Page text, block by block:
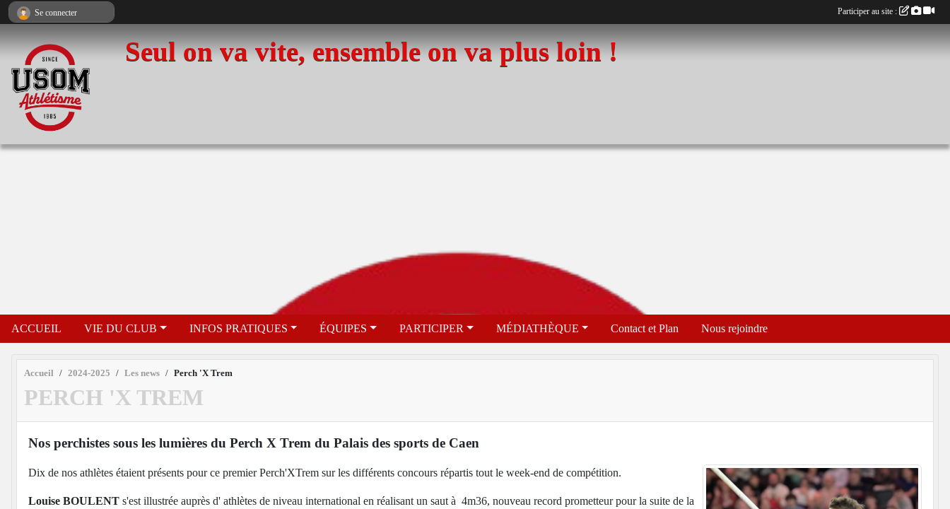
Seul on va vite, ensemble on va plus loin !
ACCUEIL VIE DU CLUB INFOS PRATIQUES ÉQUIPES PARTICIPER MÉDIATHÈQUE Contact et Plan Nous rejoindre
Accueil 2024-2025 Les news Perch 'X Trem
PERCH 'X TREM
Nos perchistes sous les lumières du Perch X Trem du Palais des sports de Caen
Dix de nos athlètes étaient présents pour ce premier Perch'XTrem sur les différents concours répartis tout le week-end de compétition.
Louise BOULENT s'est illustrée auprès d' athlètes de niveau international en réalisant un saut à 4m36, nouveau record prometteur pour la suite de la
Se connecter Participer au site :
Panneau de gestion des cookies